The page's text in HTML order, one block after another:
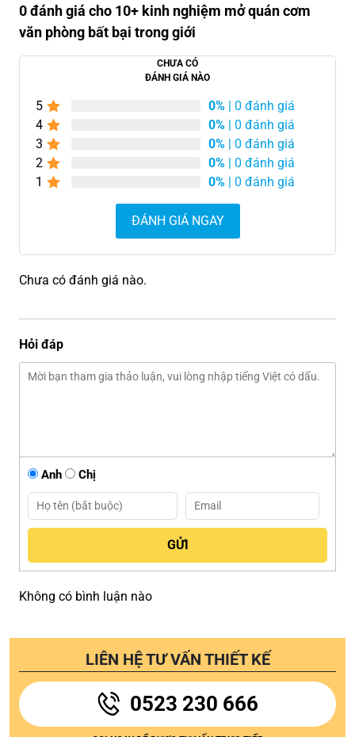
0 đánh giá cho 10+ kinh nghiệm mở quán cơm
văn phòng bất bại trong giới
CHƯA CÓ
ĐÁNH GIÁ NÀO
5 0% | 0 đánh giá
4
0% | 0 đánh giá
3
0% | 0 đánh giá
2
0% | 0 đánh giá
1
0% | 0 đánh giá
ĐÁNH GIÁ NGAY
Chưa có đánh giá nào.
Hỏi đáp
Anh Chị
Không có bình luận nào
LIÊN HỆ TƯ VẤN THIẾT KẾ
0523 230 666